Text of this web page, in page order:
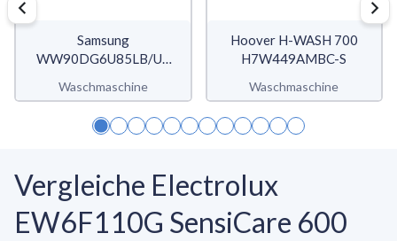
Samsung
WW90DG6U85LB/U3
Waschmaschine
Hoover H-WASH 700
H7W449AMBC-S
Waschmaschine
Vergleiche Electrolux
EW6F110G SensiCare 600